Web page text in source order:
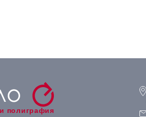
полиграфия